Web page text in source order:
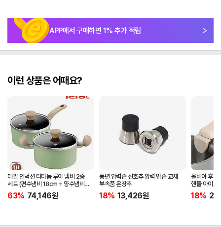
APP에서 구매하면 1% 추가 적립
이런 상품은 어때요?
테팔 인덕션 티타늄 루아 냄비 2종
세트 (편수냄비 18cm + 양수냄비
20cm)
63% 74,146원
풍년 압력솥 신호추 압력 밥솥 교체
부속품 은장추
18% 13,426원
올비아 후라
핸들 아이보
18%